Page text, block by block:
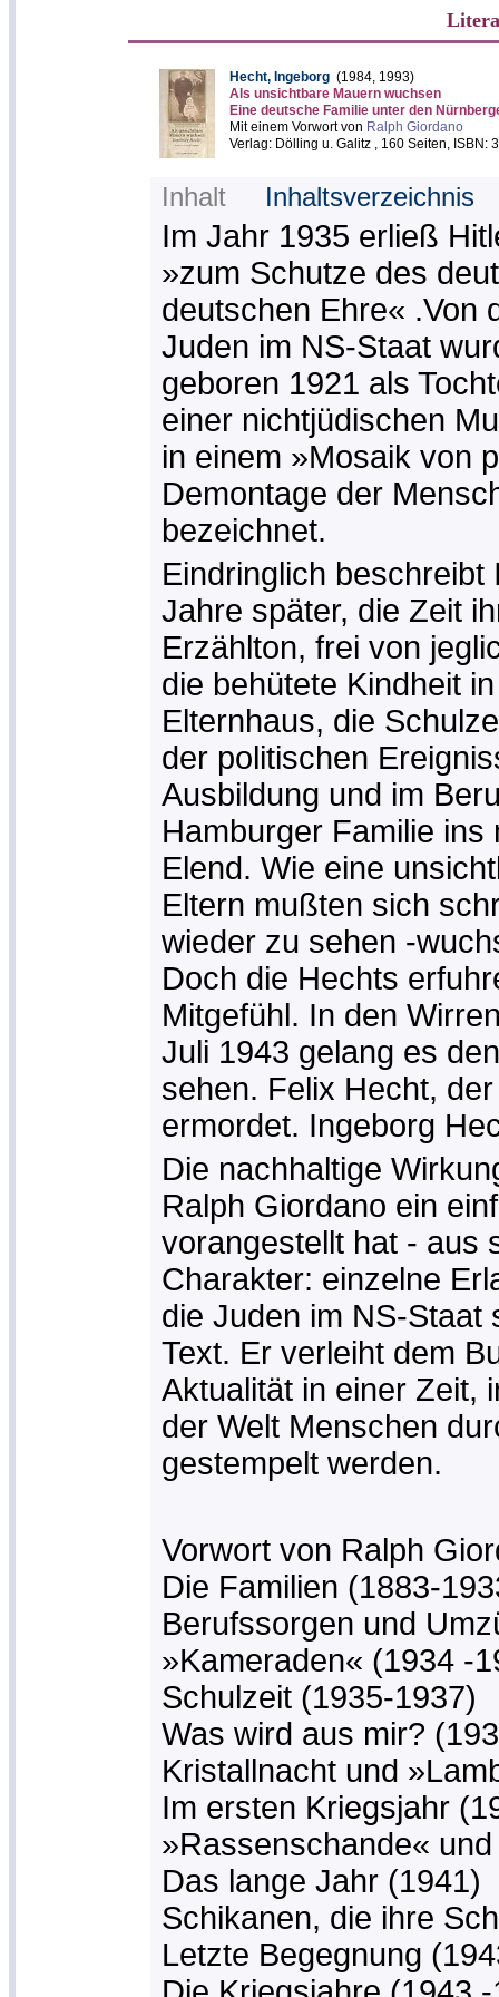
Hecht, Ingeborg (1984, 1993)
Als unsichtbare Mauern wuchsen
Eine deutsche Familie unter den
Mit einem Vorwort von Ralph Giordano
Verlag: Dölling u. Galitz , 160 Seiten, ISBN:
Inhalt Inhaltsverzeichnis
Im Jahr 1935 erließ
»zum Schutze des
deutschen Ehre« .Von
Juden im NS-Staat
geboren 1921 als
einer nichtjüdischen
in einem »Mosaik von
Demontage der
bezeichnet.
Eindringlich
Jahre später, die Zeit
Erzählton, frei von
die behütete Kindheit
Elternhaus, die
der politischen
Ausbildung und im
Hamburger Familie
Elend. Wie eine
Eltern mußten sich
wieder zu sehen -
Doch die Hechts
Mitgefühl. In den
Juli 1943 gelang es
sehen. Felix Hecht,
ermordet. Ingeborg
Die nachhaltige
Ralph Giordano ein
vorangestellt hat - aus
Charakter: einzelne
die Juden im NS-Staat
Text. Er verleiht dem
Aktualität in einer Zeit,
der Welt Menschen
gestempelt werden.
Vorwort von Ralph
Die Familien (1883-
Berufssorgen und
»Kameraden« (1934 -
Schulzeit (1935-1937)
Was wird aus mir?
Kristallnacht und
Im ersten Kriegsjahr
»Rassenschande«
Das lange Jahr (1941)
Schikanen, die ihre
Letzte Begegnung